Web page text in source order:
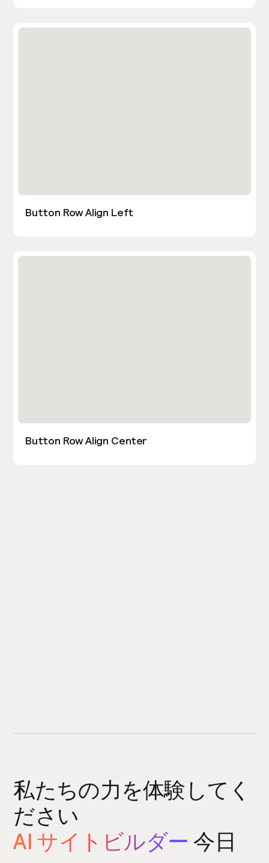
Button Row Align Left
Button Row Align Center
私たちの力を体験してく
ださい
AI サイトビルダー 今日